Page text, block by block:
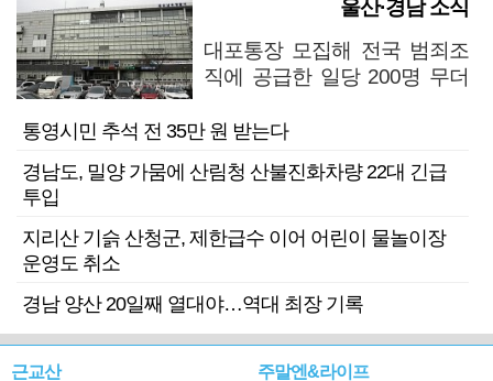
울산·경남 소식
대포통장 모집해 전국 범죄조
직에 공급한 일당 200명 무더
통영시민 추석 전 35만 원 받는다
경남도, 밀양 가뭄에 산림청 산불진화차량 22대 긴급
투입
지리산 기슭 산청군, 제한급수 이어 어린이 물놀이장
운영도 취소
경남 양산 20일째 열대야…역대 최장 기록
근교산 주말엔&라이프